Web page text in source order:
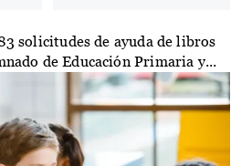
solicitudes de ayuda de libros
de Educación Primaria y...